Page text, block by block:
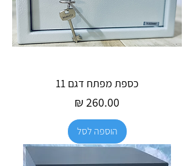
כספת מפתח דגם 11
מחיר
הוספה לסל